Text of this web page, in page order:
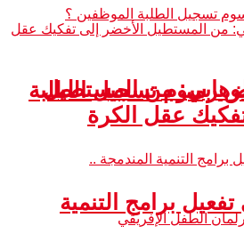
رسوم تسجيل الطلبة
من المستطيل
عقل الكرة
برامج التنمية